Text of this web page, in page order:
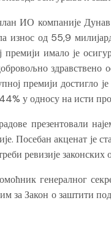
ИО компаније
износ од 55,9
имало је
здравствено
премији достигло
у односу на исти
презентовали
Посебан акценат је
ревизије
генералног
за Закон о заштити